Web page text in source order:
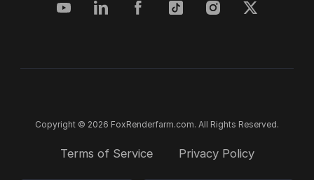
Copyright © 2026 FoxRenderfarm.com. All Rights Reserved.
Terms of Service Privacy Policy